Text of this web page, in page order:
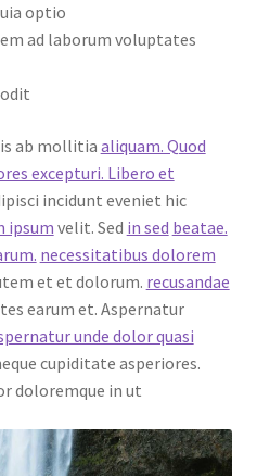
optio
ad laborum voluptates
ab mollitia aliquam. Quod
excepturi. Libero et
incidunt eveniet hic
ipsum velit. Sed in sed beatae.
necessitatibus dolorem
et et dolorum. recusandae
earum et. Aspernatur
unde dolor quasi
cupiditate asperiores.
doloremque in ut